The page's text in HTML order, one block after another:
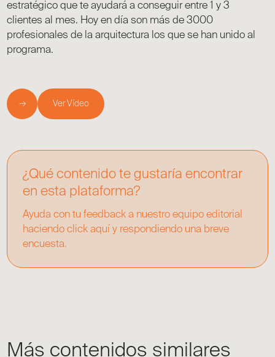
estratégico que te ayudará a conseguir entre 1 y 3
clientes al mes. Hoy en día son más de 3000
profesionales de la arquitectura los que se han unido al
programa.
→ Ver Vídeo
¿Qué contenido te gustaría encontrar
en esta plataforma?
Ayuda con tu feedback a nuestro equipo editorial
haciendo click aquí y respondiendo una breve
encuesta.
Más contenidos similares